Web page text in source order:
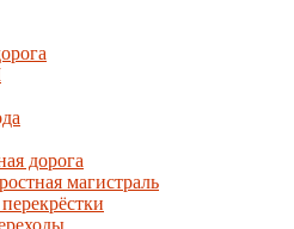
дорога
магистраль